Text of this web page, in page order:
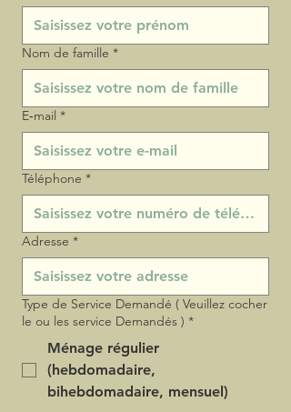
Nom de famille *
E‑mail *
Téléphone *
Adresse *
Type de Service Demandé ( Veuillez cocher
le ou les service Demandés ) *
Ménage régulier
(hebdomadaire,
bihebdomadaire, mensuel)